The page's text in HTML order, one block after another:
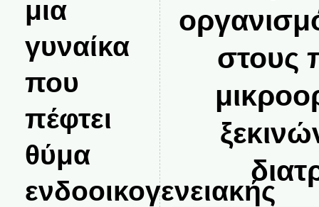
μια
γυναίκα
που
πέφτει
θύμα
ενδοοικογενειακής
στους